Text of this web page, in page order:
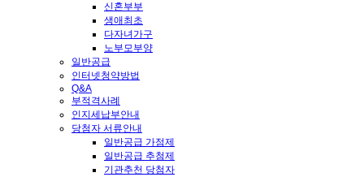
신혼부부
생애최초
다자녀가구
노부모부양
일반공급
인터넷청약방법
Q&A
부적격사례
인지세납부안내
당첨자 서류안내
일반공급 가점제
일반공급 추첨제
기관추천 당첨자